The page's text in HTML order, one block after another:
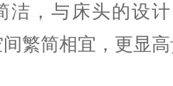
洁，与床头的设
繁简相宜，更显